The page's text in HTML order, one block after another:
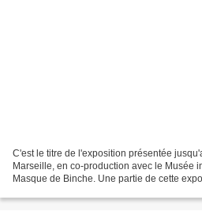
C'est le titre de l'exposition présentée
Marseille, en co-production avec le Musée
Masque de Binche. Une partie de cette